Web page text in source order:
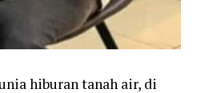
hiburan tanah air, di